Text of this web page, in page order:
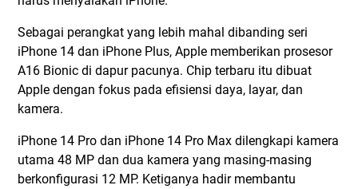
Sebagai perangkat yang lebih mahal dibanding seri
iPhone 14 dan iPhone Plus, Apple memberikan prosesor
A16 Bionic di dapur pacunya. Chip terbaru itu dibuat
Apple dengan fokus pada efisiensi daya, layar, dan
kamera.
iPhone 14 Pro dan iPhone 14 Pro Max dilengkapi kamera
utama 48 MP dan dua kamera yang masing-masing
berkonfigurasi 12 MP. Ketiganya hadir membantu